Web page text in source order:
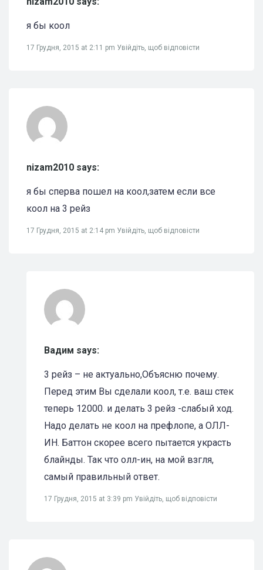
я бы коол
17 Грудня, 2015 at 2:11 pm Увійдіть, щоб відповісти
nizam2010 says:
я бы сперва пошел на коол,затем если все
коол на 3 рейз
17 Грудня, 2015 at 2:14 pm Увійдіть, щоб відповісти
Вадим says:
3 рейз – не актуально,Объясню почему.
Перед этим Вы сделали коол, т.е. ваш стек
теперь 12000. и делать 3 рейз -слабый ход.
Надо делать не коол на префлопе, а ОЛЛ-
ИН. Баттон скорее всего пытается украсть
блайнды. Так что олл-ин, на мой взгля,
самый правильный ответ.
17 Грудня, 2015 at 3:39 pm Увійдіть, щоб відповісти